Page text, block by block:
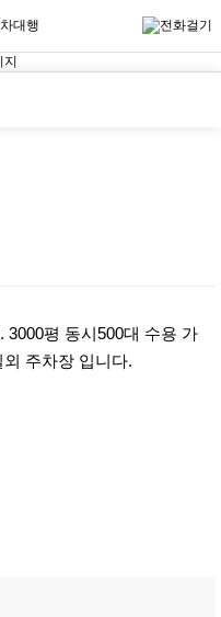
3000평 동시500대 수용 가
주차장 입니다.